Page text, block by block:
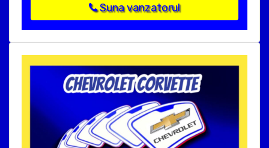
Suna vanzatorul